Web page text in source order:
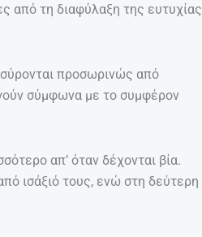
από τη διαφύλαξη της ευτυχίας
προσωρινώς από
σύμφωνα με το συμφέρον
απ’ όταν δέχονται βία.
ισάξιό τους, ενώ στη δεύτερη